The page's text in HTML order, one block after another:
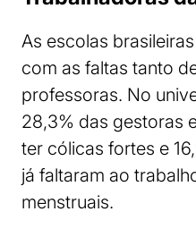
As escolas
com as faltas tanto
professoras. No
28,3% das gestoras
ter cólicas fortes e
já faltaram ao
menstruais.